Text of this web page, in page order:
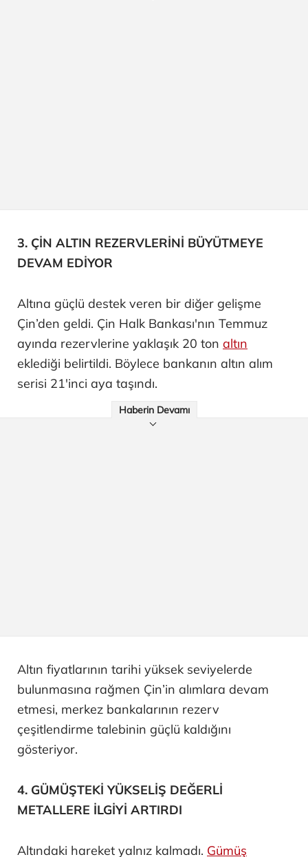
3. ÇİN ALTIN REZERVLERİNİ BÜYÜTMEYE
DEVAM EDİYOR
Altına güçlü destek veren bir diğer gelişme
Çin’den geldi. Çin Halk Bankası'nın Temmuz
ayında rezervlerine yaklaşık 20 ton altın
eklediği belirtildi. Böylece bankanın altın alım
serisi 21'inci aya taşındı.
Haberin Devamı
Altın fiyatlarının tarihi yüksek seviyelerde
bulunmasına rağmen Çin’in alımlara devam
etmesi, merkez bankalarının rezerv
çeşitlendirme talebinin güçlü kaldığını
gösteriyor.
4. GÜMÜŞTEKİ YÜKSELİŞ DEĞERLİ
METALLERE İLGİYİ ARTIRDI
Altındaki hareket yalnız kalmadı. Gümüş